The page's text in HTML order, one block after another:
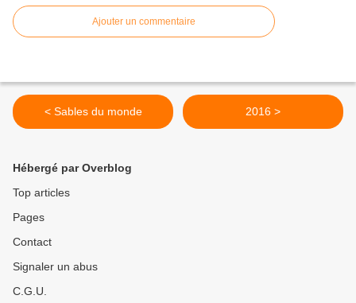
Ajouter un commentaire
< Sables du monde 2016 >
Hébergé par Overblog
Top articles
Pages
Contact
Signaler un abus
C.G.U.